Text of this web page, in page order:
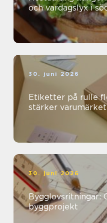
och vardagslyx i
30. juni 2026
Etiketter på rulle flexibel märkning som
stärker varumärket
30. juni 2026
Bygglovsritningar:
byggprojekt